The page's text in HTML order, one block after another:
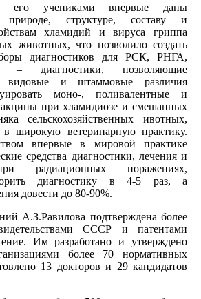
его учениками впервые даны
структуре, составу и
хламидий и вируса гриппа
животных, что позволило создать
диагностиков для РСК, РНГА,
позволяющие
видовые и штаммовые различия
моно-, поливалентные и
при хламидиозе и смешанных
сельскохозяйственных ивотных,
широкую ветеринарную практику.
впервые в мировой практике
средства диагностики, лечения и
радиационных поражениях,
диагностику в 4-5 раз, а
довести до 80-90%.
А.З.Равилова подтверждена более
СССР и патентами
Им разработано и утверждено
более 70 нормативных
13 докторов и 29 кандидатов